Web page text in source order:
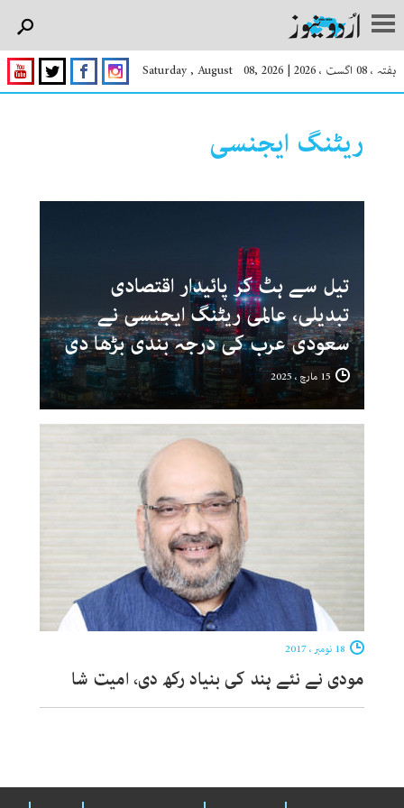
ہفتہ ، 08 اگست ، 2026 |
Saturday , August 08, 2026
ریٹنگ ایجنسی
تیل سے ہٹ کر پائیدار اقتصادی
تبدیلی، عالمی ریٹنگ ایجنسی نے
سعودی عرب کی درجہ بندی بڑھا دی
مودی نے نئے ہند کی بنیاد رکھ دی، امیت شا